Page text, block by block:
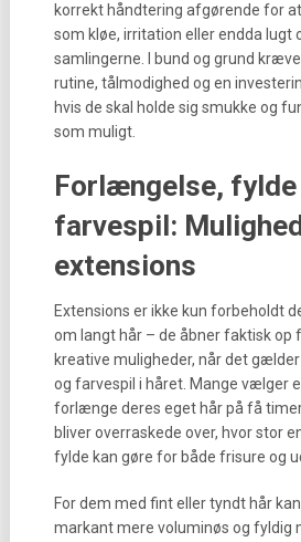
korrekt håndtering afgørende for
som kløe, irritation eller endda lugt
samlingerne. I bund og grund
rutine, tålmodighed og en
hvis de skal holde sig smukke og
som muligt.
Forlængelse, fylde
farvespil:
extensions
Extensions er ikke kun forbeholdt
om langt hår – de åbner faktisk
kreative muligheder, når det
og farvespil i håret. Mange vælger
forlænge deres eget hår på få
bliver overraskede over, hvor stor
fylde kan gøre for både frisure og
For dem med fint eller tyndt hår
markant mere voluminøs og fyldig